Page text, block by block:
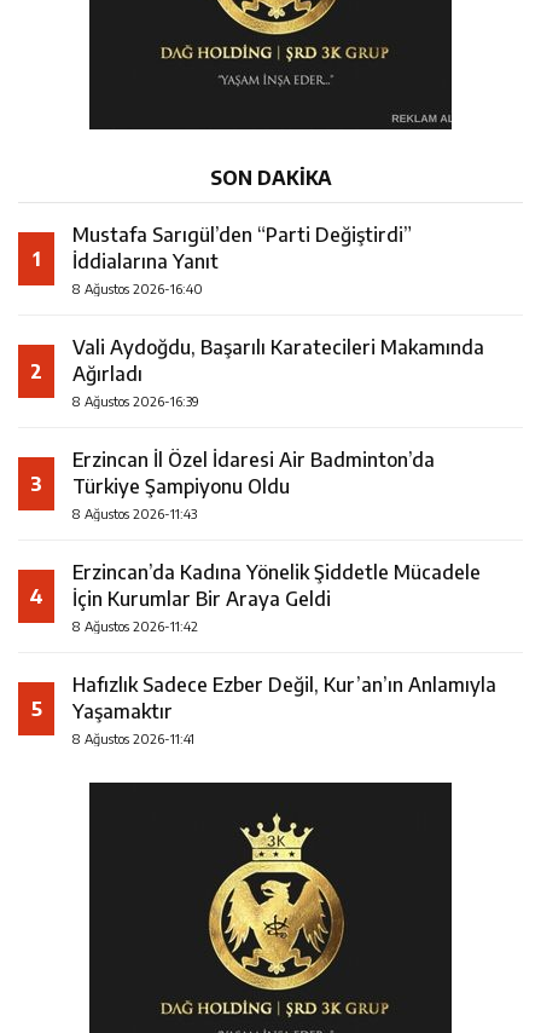
SON DAKİKA
1
Mustafa Sarıgül’den “Parti Değiştirdi”
İddialarına Yanıt
8 Ağustos 2026-16:40
2
Vali Aydoğdu, Başarılı Karatecileri Makamında
Ağırladı
8 Ağustos 2026-16:39
3
Erzincan İl Özel İdaresi Air Badminton’da
Türkiye Şampiyonu Oldu
8 Ağustos 2026-11:43
4
Erzincan’da Kadına Yönelik Şiddetle Mücadele
İçin Kurumlar Bir Araya Geldi
8 Ağustos 2026-11:42
5
Hafızlık Sadece Ezber Değil, Kur’an’ın Anlamıyla
Yaşamaktır
8 Ağustos 2026-11:41